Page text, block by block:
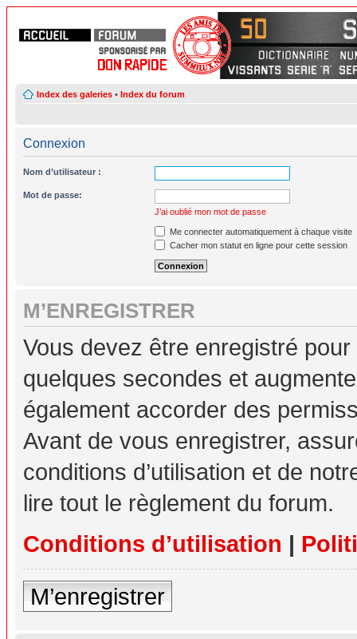
Index des galeries • Index du forum
Connexion
Nom d’utilisateur :
Mot de passe:
J’ai oublié mon mot de passe
Me connecter automatiquement à chaque visite
Cacher mon statut en ligne pour cette session
M’ENREGISTRER
Vous devez être enregistré
quelques secondes et
également accorder des
Avant de vous enregistrer,
conditions d’utilisation et de
lire tout le règlement du forum.
Conditions d’utilisation |
M’enregistrer